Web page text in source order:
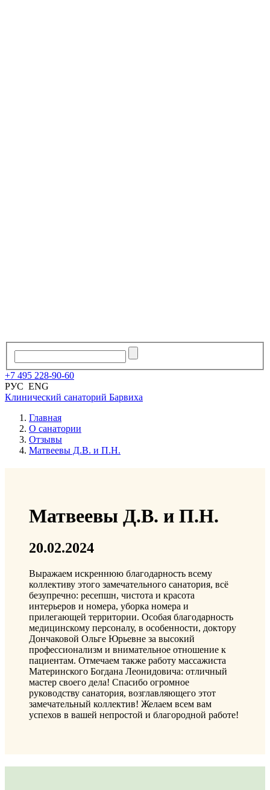
+7 495 228-90-60
РУС ENG
Клинический санаторий Барвиха
Главная
О санатории
Отзывы
Матвеевы Д.В. и П.Н.
Матвеевы Д.В. и П.Н.
20.02.2024
Выражаем искреннюю благодарность всему
коллективу этого замечательного санатория, всё
безупречно: ресепшн, чистота и красота
интерьеров и номера, уборка номера и
прилегающей территории. Особая благодарность
медицинскому персоналу, в особенности, доктору
Дончаковой Ольге Юрьевне за высокий
профессионализм и внимательное отношение к
пациентам. Отмечаем также работу массажиста
Материнского Богдана Леонидовича: отличный
мастер своего дела! Спасибо огромное
руководству санатория, возглавляющего этот
замечательный коллектив! Желаем всем вам
успехов в вашей непростой и благородной работе!